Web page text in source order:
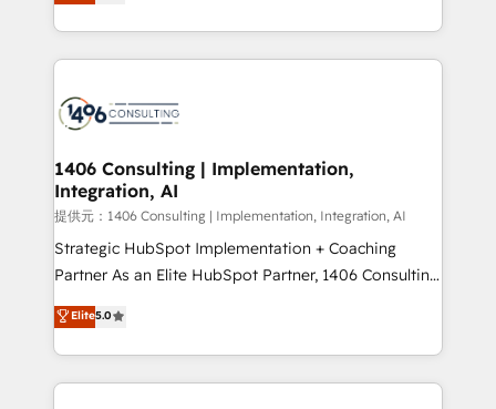
creating digital environments capable of integrating
people, processes and data. We offer the best
digital solutions on the market, ranging from CRM
marketing automation to online and offline sales
allowing companies to optimize processes and meet
the needs of the customer. We are part of Impresoft
Group, a group of specialized and complementary
companies that divide their offer into 4
Competence Centers: Smart Manufacturing,
The synergies generated by these integrations,
together with the combination of talents, skills,
1406 Consulting | Implementation,
Integration, AI
提供元：1406 Consulting | Implementation, Integration, AI
Strategic HubSpot Implementation + Coaching
Partner As an Elite HubSpot Partner, 1406 Consulting
helps mid-market revenue teams transform how
they sell, market, and serve. We don't just build your
HubSpot—we teach your team to own it, then stay
to help you keep winning. What We Do ⚙️ CRM
Elite5.0